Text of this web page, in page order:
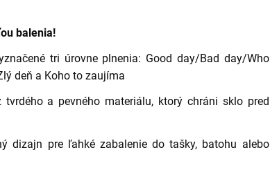
balenia!
tri úrovne plnenia: Good day/Bad day/Who
deň a Koho to zaujíma
tvrdého a pevného materiálu, ktorý chráni sklo pred
dizajn pre ľahké zabalenie do tašky, batohu alebo